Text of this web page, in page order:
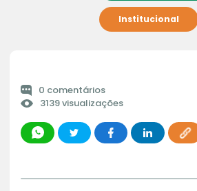
Institucional
0 comentários
3139 visualizações